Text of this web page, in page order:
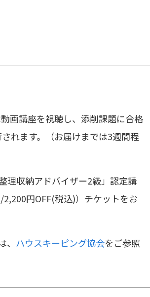
画講座を視聴し、添削課題に合格
れます。（お届けまでは3週間程
理収納アドバイザー2級」認定講
円OFF(税込)）チケットをお
ハウスキーピング協会をご参照